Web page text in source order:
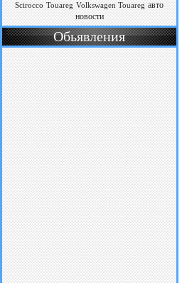
Scirocco Touareg Volkswagen Touareg авто
новости
Обьявления